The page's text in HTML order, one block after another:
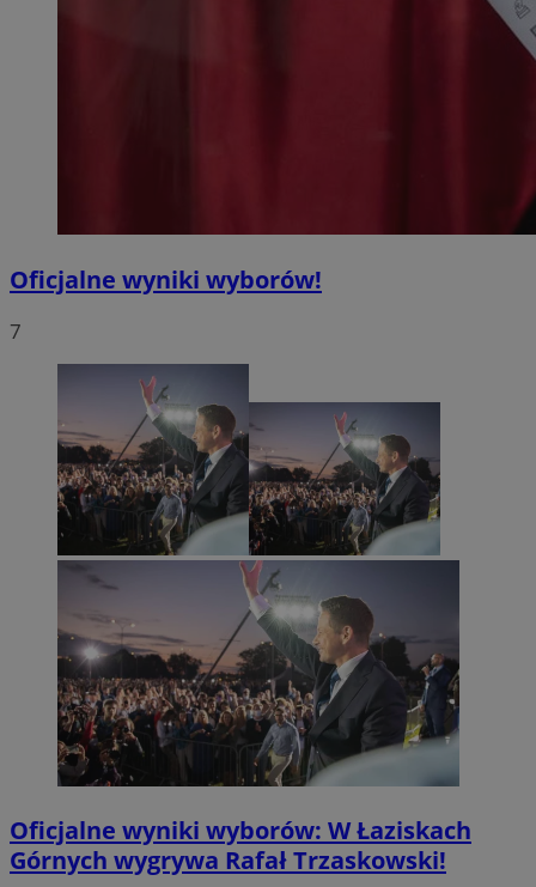
Oficjalne wyniki wyborów!
7
Oficjalne wyniki wyborów: W Łaziskach
Górnych wygrywa Rafał Trzaskowski!